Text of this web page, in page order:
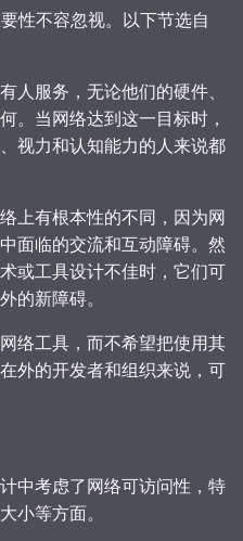
性不容忽视。以下节选自
人服务，无论他们的硬件、
。当网络达到这一目标时，
视力和认知能力的人来说都
上有根本性的不同，因为网
面临的交流和互动障碍。然
或工具设计不佳时，它们可
的新障碍。
络工具，而不希望把使用其
外的开发者和组织来说，可
中考虑了网络可访问性，特
小等方面。